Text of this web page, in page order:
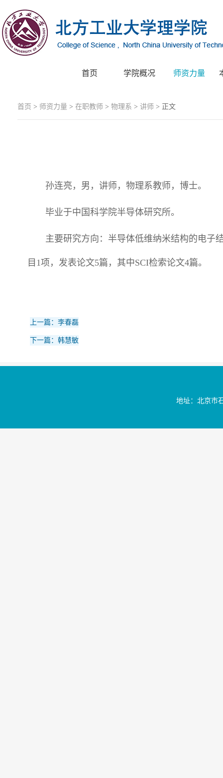
首页 学院概况 师资力量
首页 > 师资力量 > 在职教师 > 物理系 > 讲师 > 正文
孙连亮，男，讲师，物理系教师，博士。
毕业于中国科学院半导体研究所。
主要研究方向：半导体低维纳米结构的电子
目1项，发表论文5篇，其中SCI检索论文4篇。
上一篇：李春磊
下一篇：韩慧敏
地址：北京市